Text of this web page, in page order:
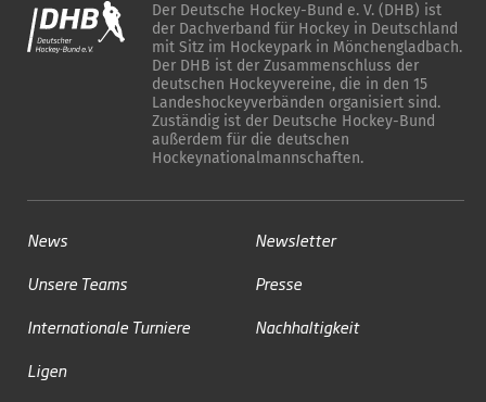
Der Deutsche Hockey-Bund e. V. (DHB) ist
der Dachverband für Hockey in Deutschland
mit Sitz im Hockeypark in Mönchengladbach.
Der DHB ist der Zusammenschluss der
deutschen Hockeyvereine, die in den 15
Landeshockeyverbänden organisiert sind.
Zuständig ist der Deutsche Hockey-Bund
außerdem für die deutschen
Hockeynationalmannschaften.
News
Unsere Teams
Internationale Turniere
Ligen
Newsletter
Presse
Nachhaltigkeit